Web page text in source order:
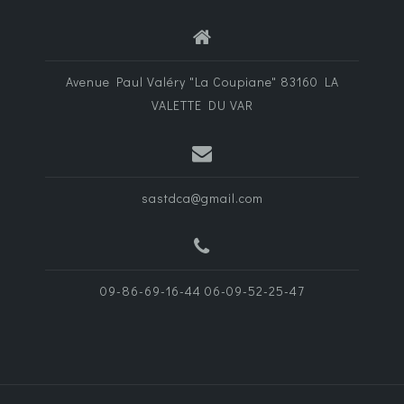
Avenue Paul Valéry "La Coupiane" 83160 LA
VALETTE DU VAR
sastdca@gmail.com
09-86-69-16-44 06-09-52-25-47